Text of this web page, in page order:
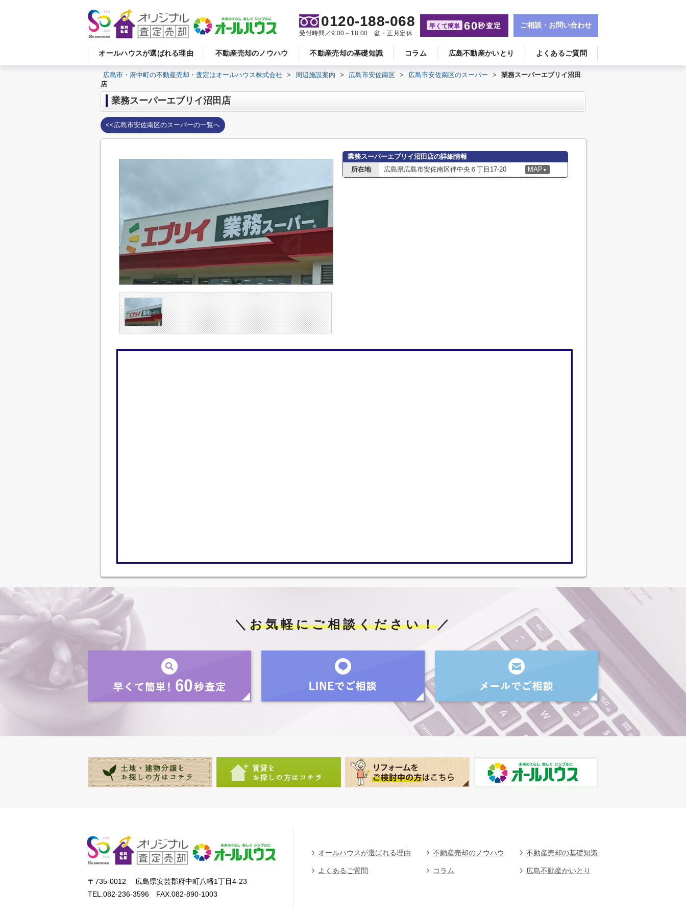
オールハウスが選ばれる理由 不動産売却のノウハウ 不動産売却の基礎知識 コラム 広島不動産かいとり よくあるご質問
0120-188-068
受付時間／9:00～18:00 盆・正月定休
早くて簡単 60秒査定 ご相談・お問い合わせ
広島市・府中町の不動産売却・査定はオールハウス株式会社 > 周辺施設案内 > 広島市安佐南区 > 広島市安佐南区のスーパー >
業務スーパーエブリイ沼田
店
業務スーパーエブリイ沼田店
<<広島市安佐南区のスーパーの一覧へ
業務スーパーエブリイ沼田店の詳細情報
所在地
広島県広島市安佐南区伴中央６丁目17-20 MAP ▼
＼ お気軽にご相談ください！／
〒735-0012 広島県安芸郡府中町八幡1丁目4-23
TEL.082-236-3596 FAX.082-890-1003
オールハウスが選ばれる理由 不動産売却のノウハウ 不動産売却の基礎知識
よくあるご質問 コラム 広島不動産かいとり